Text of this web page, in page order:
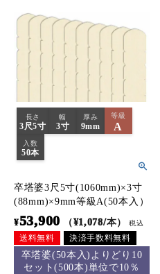
長さ
3尺5寸
幅
3寸
厚み
9mm
等級
A
入数
50本
卒塔婆3尺5寸(1060mm)×3寸
(88mm)×9mm等級A(50本入）
¥53,900 （¥1,078/本） 税込
送料無料 決済手数料無料
卒塔婆(50本入)よりどり10
セット(500本)単位で10％